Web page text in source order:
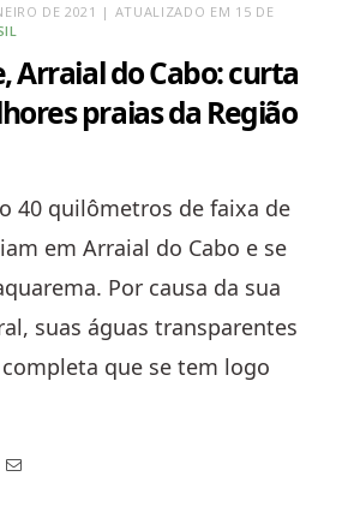
DE 2021 | ATUALIZADO EM 15 DE
Arraial do Cabo: curta
praias da Região
40 quilômetros de faixa de
em Arraial do Cabo e se
Por causa da sua
suas águas transparentes
que se tem logo